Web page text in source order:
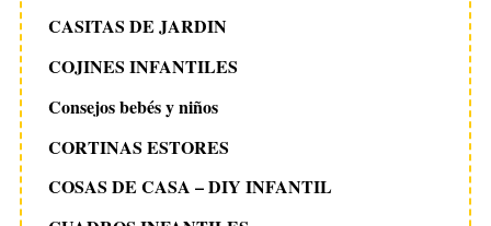
CASITAS DE JARDIN
COJINES INFANTILES
Consejos bebés y niños
CORTINAS ESTORES
COSAS DE CASA – DIY INFANTIL